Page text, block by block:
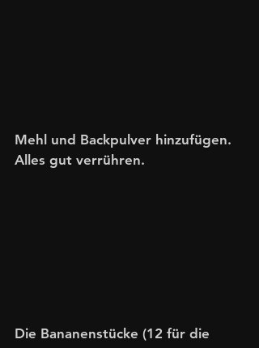
Mehl und Backpulver hinzufügen.
Alles gut verrühren.
Die Bananenstücke (12 für die